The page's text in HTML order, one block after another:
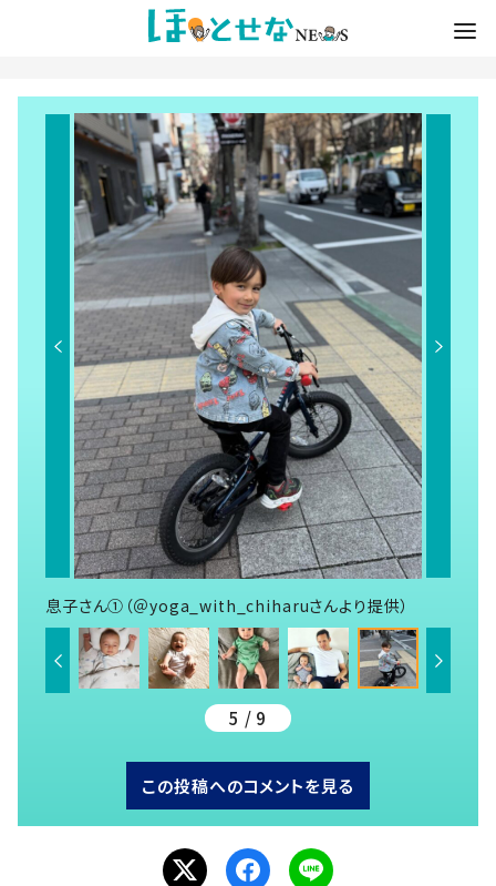
息子さん①（＠yoga_with_chiharuさんより提供）
5 / 9
この投稿へのコメントを見る